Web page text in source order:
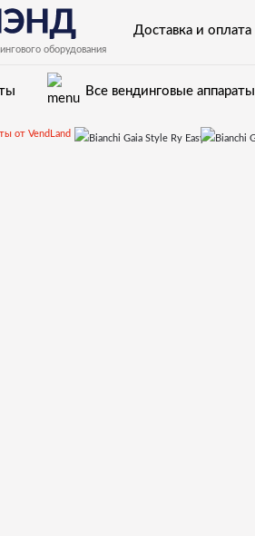
оборудования
Доставка и оплата
Все вендинговые аппараты